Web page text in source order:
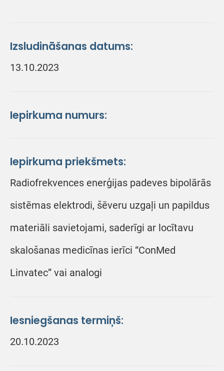
Izsludināšanas datums:
13.10.2023
Iepirkuma numurs:
Iepirkuma priekšmets:
Radiofrekvences enerģijas padeves bipolārās
sistēmas elektrodi, šēveru uzgaļi un papildus
materiāli savietojami, saderīgi ar locītavu
skalošanas medicīnas ierīci “ConMed
Linvatec” vai analogi
Iesniegšanas termiņš:
20.10.2023